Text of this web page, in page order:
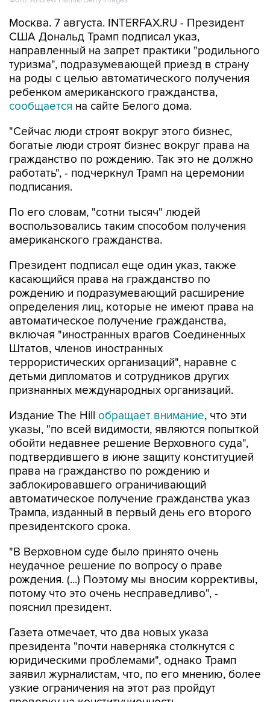
Москва. 7 августа. INTERFAX.RU - Президент
США Дональд Трамп подписал указ,
направленный на запрет практики "родильного
туризма", подразумевающей приезд в страну
на роды с целью автоматического получения
ребенком американского гражданства,
сообщается на сайте Белого дома.
"Сейчас люди строят вокруг этого бизнес,
богатые люди строят бизнес вокруг права на
гражданство по рождению. Так это не должно
работать", - подчеркнул Трамп на церемонии
подписания.
По его словам, "сотни тысяч" людей
воспользовались таким способом получения
американского гражданства.
Президент подписал еще один указ, также
касающийся права на гражданство по
рождению и подразумевающий расширение
определения лиц, которые не имеют права на
автоматическое получение гражданства,
включая "иностранных врагов Соединенных
Штатов, членов иностранных
террористических организаций", наравне с
детьми дипломатов и сотрудников других
признанных международных организаций.
Издание The Hill обращает внимание, что эти
указы, "по всей видимости, являются попыткой
обойти недавнее решение Верховного суда",
подтвердившего в июне защиту конституцией
права на гражданство по рождению и
заблокировавшего ограничивающий
автоматическое получение гражданства указ
Трампа, изданный в первый день его второго
президентского срока.
"В Верховном суде было принято очень
неудачное решение по вопросу о праве
рождения. (...) Поэтому мы вносим коррективы,
потому что это очень несправедливо", -
пояснил президент.
Газета отмечает, что два новых указа
президента "почти наверняка столкнутся с
юридическими проблемами", однако Трамп
заявил журналистам, что, по его мнению, более
узкие ограничения на этот раз пройдут